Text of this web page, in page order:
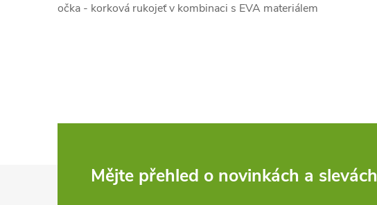
očka - korková rukojeť v kombinaci s EVA materiálem
Mějte přehled o novinkách a slevách